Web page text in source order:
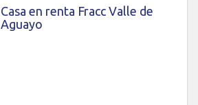
Casa en renta Fracc Valle de
Aguayo